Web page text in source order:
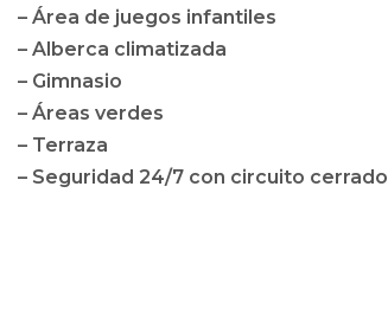
– Área de juegos infantiles
– Alberca climatizada
– Gimnasio
– Áreas verdes
– Terraza
– Seguridad 24/7 con circuito cerrado